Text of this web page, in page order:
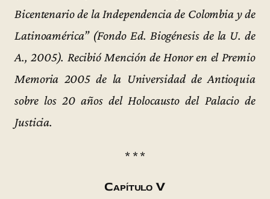
Bicentenario de la Independencia de Colombia y de
Latinoamérica” (Fondo Ed. Biogénesis de la U. de
A., 2005). Recibió Mención de Honor en el Premio
Memoria 2005 de la Universidad de Antioquia
sobre los 20 años del Holocausto del Palacio de
Justicia.
* * *
Capítulo V